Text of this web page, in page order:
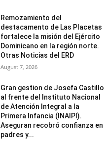
Remozamiento del
destacamento de Las Placetas
fortalece la misión del Ejército
Dominicano en la región norte.
Otras Noticias del ERD
August 7, 2026
Gran gestion de Josefa Castillo
al frente del Instituto Nacional
de Atención Integral a la
Primera Infancia (INAIPI).
Aseguran recobró confianza en
padres y...